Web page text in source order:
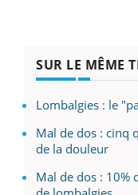
SUR LE MÊME
Lombalgies : le
Mal de dos : cinq
de la douleur
Mal de dos : 10%